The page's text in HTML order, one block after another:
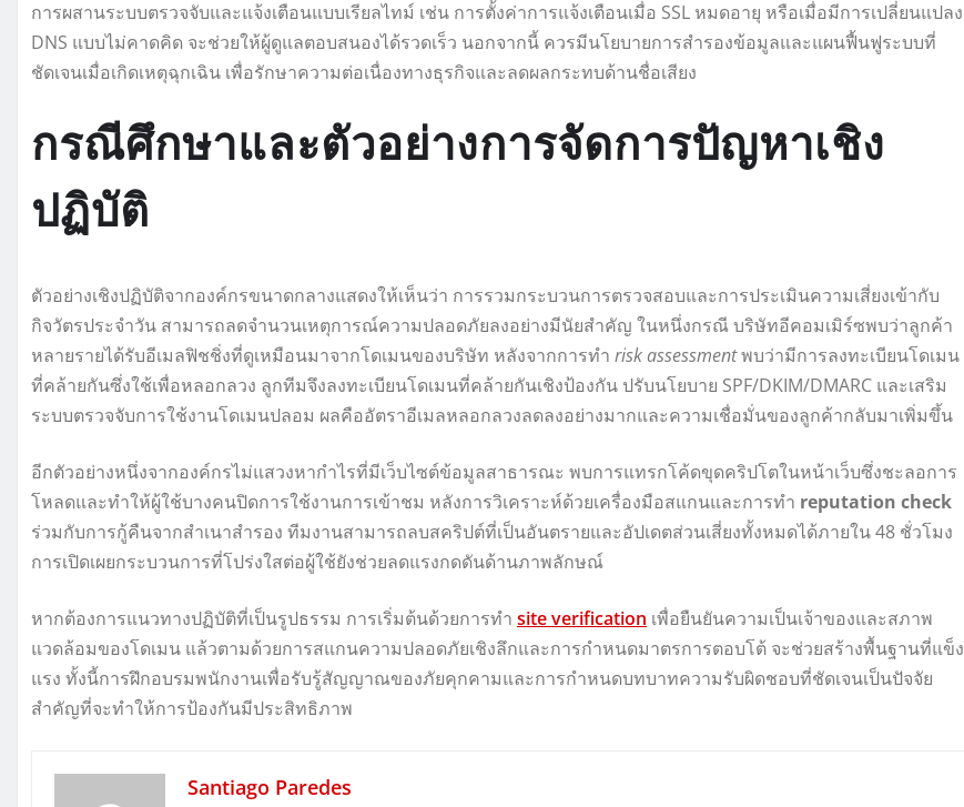
การผสานระบบตรวจจับและแจ้งเตือนแบบเรียลไทม์ เช่น การตั้งค่าการแจ้งเตือนเมื่อ SSL หมดอายุ หรือเมื่อมีการเปลี่ยนแปลง
DNS แบบไม่คาดคิด จะช่วยให้ผู้ดูแลตอบสนองได้รวดเร็ว นอกจากนี้ ควรมีนโยบายการสำรองข้อมูลและแผนฟื้นฟูระบบที่
ชัดเจนเมื่อเกิดเหตุฉุกเฉิน เพื่อรักษาความต่อเนื่องทางธุรกิจและลดผลกระทบด้านชื่อเสียง
กรณีศึกษาและตัวอย่างการจัดการปัญหาเชิง
ปฏิบัติ
ตัวอย่างเชิงปฏิบัติจากองค์กรขนาดกลางแสดงให้เห็นว่า การรวมกระบวนการตรวจสอบและการประเมินความเสี่ยงเข้ากับ
กิจวัตรประจำวัน สามารถลดจำนวนเหตุการณ์ความปลอดภัยลงอย่างมีนัยสำคัญ ในหนึ่งกรณี บริษัทอีคอมเมิร์ซพบว่าลูกค้า
หลายรายได้รับอีเมลฟิชชิ่งที่ดูเหมือนมาจากโดเมนของบริษัท หลังจากการทำ risk assessmentพบว่ามีการลงทะเบียนโดเมน
ที่คล้ายกันซึ่งใช้เพื่อหลอกลวง ลูกทีมจึงลงทะเบียนโดเมนที่คล้ายกันเชิงป้องกัน ปรับนโยบาย SPF/DKIM/DMARC และเสริม
ระบบตรวจจับการใช้งานโดเมนปลอม ผลคืออัตราอีเมลหลอกลวงลดลงอย่างมากและความเชื่อมั่นของลูกค้ากลับมาเพิ่มขึ้น
อีกตัวอย่างหนึ่งจากองค์กรไม่แสวงหากำไรที่มีเว็บไซต์ข้อมูลสาธารณะ พบการแทรกโค้ดขุดคริปโตในหน้าเว็บซึ่งชะลอการ
โหลดและทำให้ผู้ใช้บางคนปิดการใช้งานการเข้าชม หลังการวิเคราะห์ด้วยเครื่องมือสแกนและการทำ reputation check
ร่วมกับการกู้คืนจากสำเนาสำรอง ทีมงานสามารถลบสคริปต์ที่เป็นอันตรายและอัปเดตส่วนเสี่ยงทั้งหมดได้ภายใน 48 ชั่วโมง
การเปิดเผยกระบวนการที่โปร่งใสต่อผู้ใช้ยังช่วยลดแรงกดดันด้านภาพลักษณ์
หากต้องการแนวทางปฏิบัติที่เป็นรูปธรรม การเริ่มต้นด้วยการทำ site verification เพื่อยืนยันความเป็นเจ้าของและสภาพ
แวดล้อมของโดเมน แล้วตามด้วยการสแกนความปลอดภัยเชิงลึกและการกำหนดมาตรการตอบโต้ จะช่วยสร้างพื้นฐานที่แข็ง
แรง ทั้งนี้การฝึกอบรมพนักงานเพื่อรับรู้สัญญาณของภัยคุกคามและการกำหนดบทบาทความรับผิดชอบที่ชัดเจนเป็นปัจจัย
สำคัญที่จะทำให้การป้องกันมีประสิทธิภาพ
Santiago Paredes